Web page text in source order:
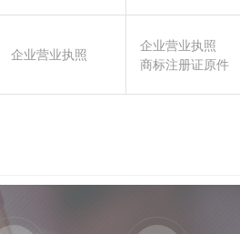
企业营业执照
企业营业执照
商标注册证原件